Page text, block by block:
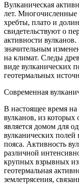
Вулканическая
лет.
хребты, плато и
свидетельствуют о
активности
значительным
на климат. Следы
виде вулканических
геотермальных
Современная
В настоящее время на
вулканов, из
является домом для
вулканических полей
пояса. Активность
различной
крупных взрывных
геотермальная
землетрясения,